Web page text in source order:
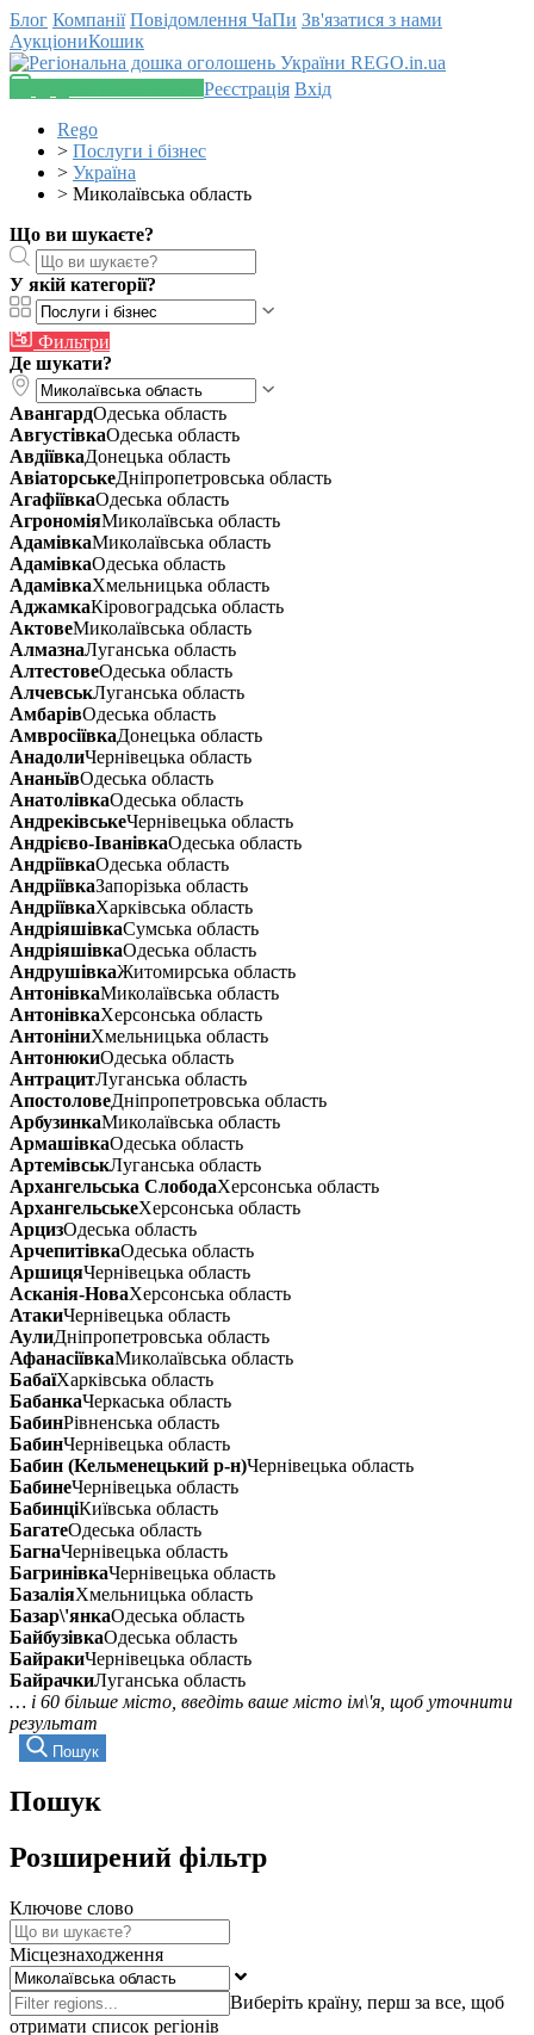
Блог Компанії Повідомлення ЧаПи Зв'язатися з нами
АукціониКошик
Реєстрація Вхід
Rego
> Послуги і бізнес
> Україна
> Миколаївська область
Що ви шукаєте?
У якій категорії?
Фильтри
Де шукати?
АвангардОдеська область
АвгустівкаОдеська область
АвдіївкаДонецька область
АвіаторськеДніпропетровська область
АгафіївкаОдеська область
АгрономіяМиколаївська область
АдамівкаМиколаївська область
АдамівкаОдеська область
АдамівкаХмельницька область
АджамкаКіровоградська область
АктовеМиколаївська область
АлмазнаЛуганська область
АлтестовеОдеська область
АлчевськЛуганська область
АмбарівОдеська область
АмвросіївкаДонецька область
АнадолиЧернівецька область
АнаньївОдеська область
АнатолівкаОдеська область
АндреківськеЧернівецька область
Андрієво-ІванівкаОдеська область
АндріївкаОдеська область
АндріївкаЗапорізька область
АндріївкаХарківська область
АндріяшівкаСумська область
АндріяшівкаОдеська область
АндрушівкаЖитомирська область
АнтонівкаМиколаївська область
АнтонівкаХерсонська область
АнтоніниХмельницька область
АнтонюкиОдеська область
АнтрацитЛуганська область
АпостоловеДніпропетровська область
АрбузинкаМиколаївська область
АрмашівкаОдеська область
АртемівськЛуганська область
Архангельська СлободаХерсонська область
АрхангельськеХерсонська область
АрцизОдеська область
АрчепитівкаОдеська область
АршицяЧернівецька область
Асканія-НоваХерсонська область
АтакиЧернівецька область
АулиДніпропетровська область
АфанасіївкаМиколаївська область
БабаїХарківська область
БабанкаЧеркаська область
БабинРівненська область
БабинЧернівецька область
Бабин (Кельменецький р-н)Чернівецька область
БабинеЧернівецька область
БабинціКиївська область
БагатеОдеська область
БагнаЧернівецька область
БагринівкаЧернівецька область
БазаліяХмельницька область
Базар\'янкаОдеська область
БайбузівкаОдеська область
БайракиЧернівецька область
БайрачкиЛуганська область
… і 60 більше місто, введіть ваше місто ім\'я, щоб уточнити
результат
Пошук
Пошук
Розширений фільтр
Ключове слово
Місцезнаходження